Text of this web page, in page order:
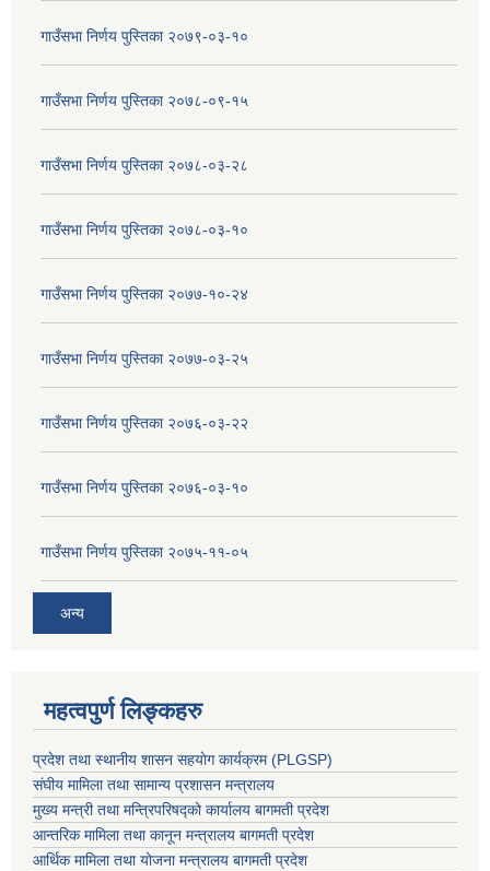
गाउँसभा निर्णय पुस्तिका २०७९-०३-१०
गाउँसभा निर्णय पुस्तिका २०७८-०९-१५
गाउँसभा निर्णय पुस्तिका २०७८-०३-२८
गाउँसभा निर्णय पुस्तिका २०७८-०३-१०
गाउँसभा निर्णय पुस्तिका २०७७-१०-२४
गाउँसभा निर्णय पुस्तिका २०७७-०३-२५
गाउँसभा निर्णय पुस्तिका २०७६-०३-२२
गाउँसभा निर्णय पुस्तिका २०७६-०३-१०
गाउँसभा निर्णय पुस्तिका २०७५-११-०५
अन्य
महत्वपुर्ण लिङ्कहरु
प्रदेश तथा स्थानीय शासन सहयाेग कार्यक्रम (PLGSP)
संघीय मामिला तथा सामान्य प्रशासन मन्त्रालय
मुख्य मन्त्री तथा मन्त्रिपरिषद्को कार्यालय बागमती प्रदेश
आन्तरिक मामिला तथा कानून मन्त्रालय बागमती प्रदेश
आर्थिक मामिला तथा योजना मन्त्रालय बागमती प्रदेश